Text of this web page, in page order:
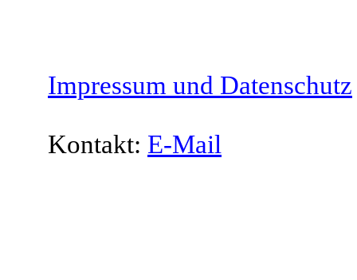
Impressum und Datenschutz
Kontakt: E-Mail